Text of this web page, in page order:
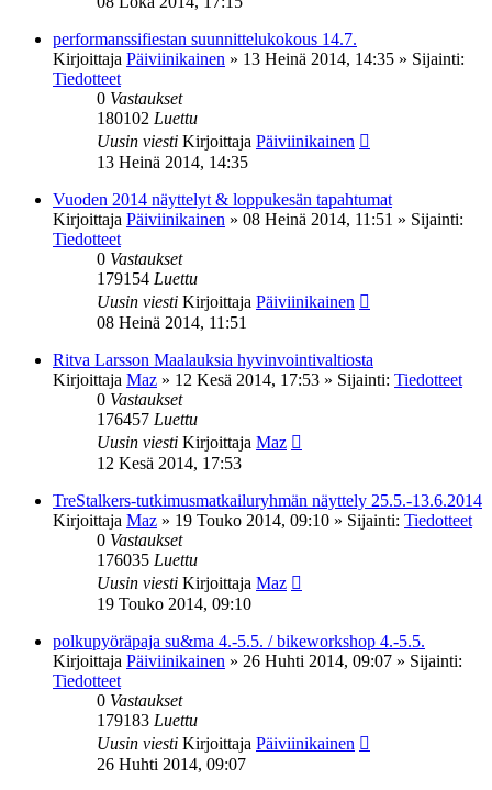
performanssifiestan suunnittelukokous 14.7.
Kirjoittaja Päiviinikainen » 13 Heinä 2014, 14:35 » Sijainti:
Tiedotteet
0 Vastaukset
180102 Luettu
Uusin viesti Kirjoittaja Päiviinikainen
13 Heinä 2014, 14:35
Vuoden 2014 näyttelyt & loppukesän tapahtumat
Kirjoittaja Päiviinikainen » 08 Heinä 2014, 11:51 » Sijainti:
Tiedotteet
0 Vastaukset
179154 Luettu
Uusin viesti Kirjoittaja Päiviinikainen
08 Heinä 2014, 11:51
Ritva Larsson Maalauksia hyvinvointivaltiosta
Kirjoittaja Maz » 12 Kesä 2014, 17:53 » Sijainti: Tiedotteet
0 Vastaukset
176457 Luettu
Uusin viesti Kirjoittaja Maz
12 Kesä 2014, 17:53
TreStalkers-tutkimusmatkailuryhmän näyttely 25.5.-13.6.2014
Kirjoittaja Maz » 19 Touko 2014, 09:10 » Sijainti: Tiedotteet
0 Vastaukset
176035 Luettu
Uusin viesti Kirjoittaja Maz
19 Touko 2014, 09:10
polkupyöräpaja su&ma 4.-5.5. / bikeworkshop 4.-5.5.
Kirjoittaja Päiviinikainen » 26 Huhti 2014, 09:07 » Sijainti:
Tiedotteet
0 Vastaukset
179183 Luettu
Uusin viesti Kirjoittaja Päiviinikainen
26 Huhti 2014, 09:07